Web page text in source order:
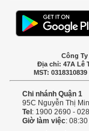
Công
Địa chỉ: 47A Lê
MST: 0318310839
Chi nhánh Quận 1
95C Nguyễn Thị
Tel : 1900 2690 -
Giờ làm việc: